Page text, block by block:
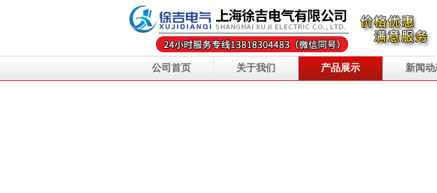
公司首页 关于我们 产品展示 新闻动